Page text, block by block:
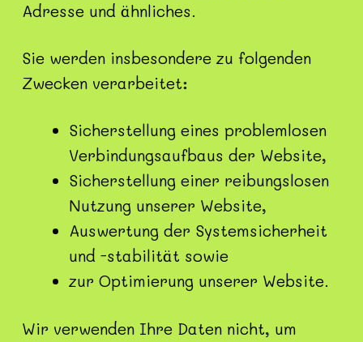
Adresse und ähnliches.
Sie werden insbesondere zu folgenden
Zwecken verarbeitet:
Sicherstellung eines problemlosen
Verbindungsaufbaus der Website,
Sicherstellung einer reibungslosen
Nutzung unserer Website,
Auswertung der Systemsicherheit
und -stabilität sowie
zur Optimierung unserer Website.
Wir verwenden Ihre Daten nicht, um